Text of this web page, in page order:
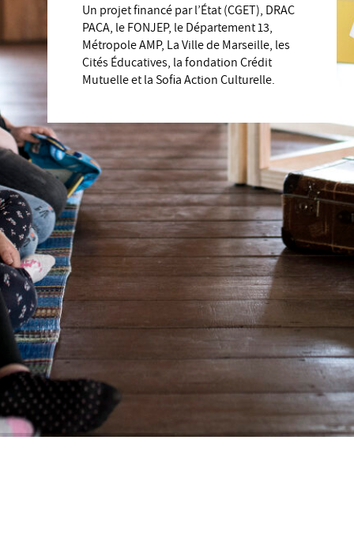
Un projet financé par l’État (CGET), DRAC
PACA, le FONJEP, le Département 13,
Métropole AMP, La Ville de Marseille, les
Cités Éducatives, la fondation Crédit
Mutuelle et la Sofia Action Culturelle.